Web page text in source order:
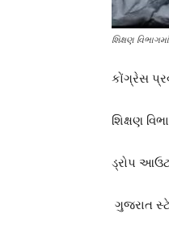
શિક્ષણ
કોંગ્રેસ
શિક્ષણ
ડ્રોપ આઉટ
ગુજરાત